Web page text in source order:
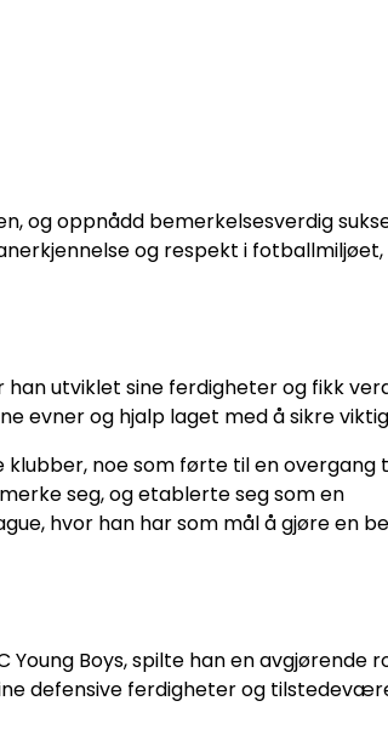
og oppnådd bemerkelsesverdig
og respekt i fotballmiljøet,
han utviklet sine ferdigheter og fikk
evner og hjalp laget med å sikre
noe som førte til en overgang
seg, og etablerte seg som en
hvor han har som mål å gjøre en
Boys, spilte han en avgjørende
defensive ferdigheter og